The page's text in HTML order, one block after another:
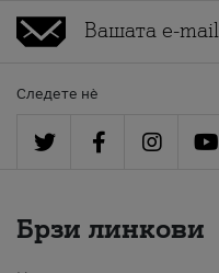
Следете нè
Брзи линкови